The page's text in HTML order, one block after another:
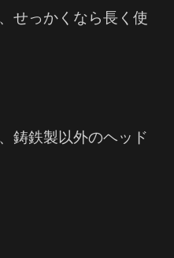
せっかくなら長く使
鋳鉄製以外のヘッド